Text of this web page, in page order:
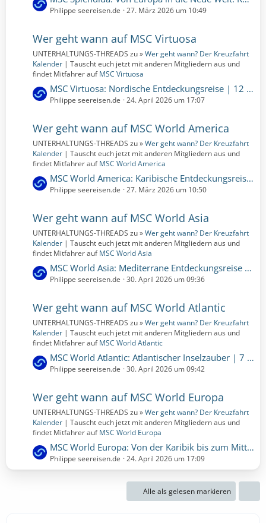
i
ä
g
e
e
z
t
e
B
i
ä
g
e
Philippe seereisen.de 27. März 2026 um 10:49
Wer geht wann auf MSC Virtuosa
UNTERHALTUNGS-THREADS zu »Wer geht wann? Der Kreuzfahrt
Kalender | Tauscht euch jetzt mit anderen Mitgliedern aus und
findet Mitfahrer aufMSC Virtuosa
L
e
z
t
e
B
i
ä
g
e
MSC Virtuosa: Nordische Entdeckungsreise | 12 Nächte | 08.06.2026 bis 20.06.2026 (Montag, 8. Juni 2026, 00:00 – Samstag, 20. Juni 2026, 00:00)
Philippe seereisen.de 24. April 2026 um 17:07
Wer geht wann auf MSC World America
UNTERHALTUNGS-THREADS zu »Wer geht wann? Der Kreuzfahrt
Kalender | Tauscht euch jetzt mit anderen Mitgliedern aus und
findet Mitfahrer aufMSC World America
L
e
z
t
e
B
i
ä
g
e
MSC World America: Karibische Entdeckungsreise ab Miami | 14 Nächte | 18.03.2028 bis 01.04.2028 (Samstag, 18. März 2028, 00:00 – Samstag, 1. April 2028, 00:00)
Philippe seereisen.de 27. März 2026 um 10:50
Wer geht wann auf MSC World Asia
UNTERHALTUNGS-THREADS zu »Wer geht wann? Der Kreuzfahrt
Kalender | Tauscht euch jetzt mit anderen Mitgliedern aus und
findet Mitfahrer aufMSC World Asia
L
e
z
t
e
B
i
ä
g
e
MSC World Asia: Mediterrane Entdeckungsreise ab Rom | 7 Nächte | 20.03.2028 bis 27.03.2028 (Montag, 20. März 2028, 00:00 – Montag, 27. März 2028, 00:00)
Philippe seereisen.de 30. April 2026 um 09:36
Wer geht wann auf MSC World Atlantic
UNTERHALTUNGS-THREADS zu »Wer geht wann? Der Kreuzfahrt
Kalender | Tauscht euch jetzt mit anderen Mitgliedern aus und
findet Mitfahrer aufMSC World Atlantic
L
e
z
t
e
B
i
MSC World Atlantic: Atlantischer Inselzauber | 7 Nächte | 08.04.2028 bis 15.04.2028 (Samstag, 8. April 2028, 00:00 – Samstag, 15. April 2028, 00:00)
Philippe seereisen.de 30. April 2026 um 09:42
Wer geht wann auf MSC World Europa
UNTERHALTUNGS-THREADS zu »Wer geht wann? Der Kreuzfahrt
Kalender | Tauscht euch jetzt mit anderen Mitgliedern aus und
findet Mitfahrer aufMSC World Europa
L
e
t
MSC World Europa: Von der Karibik bis zum Mittelmeer - Eine unvergessliche Reise | 13 Nächte | 11.04.2027 bis 24.04.2027 (Sonntag, 11. April 2027, 00:00 – Samstag, 24. April 2027, 00:00)
Philippe seereisen.de 24. April 2026 um 17:09
Alle als gelesen markieren